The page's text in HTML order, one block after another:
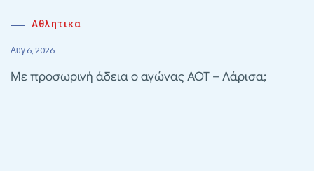
Αθλητικα
Αυγ 6, 2026
Με προσωρινή άδεια ο αγώνας ΑΟΤ – Λάρισα;